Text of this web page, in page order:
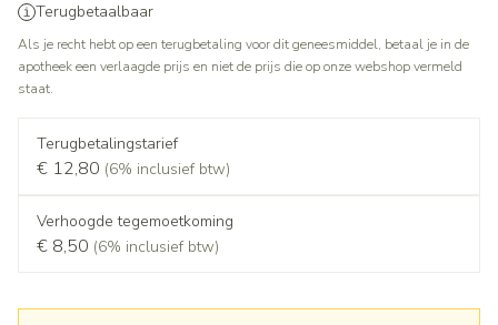
Terugbetaalbaar
Als je recht hebt op een terugbetaling voor dit geneesmiddel, betaal je in de
apotheek een verlaagde prijs en niet de prijs die op onze webshop vermeld
staat.
Terugbetalingstarief
€ 12,80 (6% inclusief btw)
Verhoogde tegemoetkoming
€ 8,50 (6% inclusief btw)